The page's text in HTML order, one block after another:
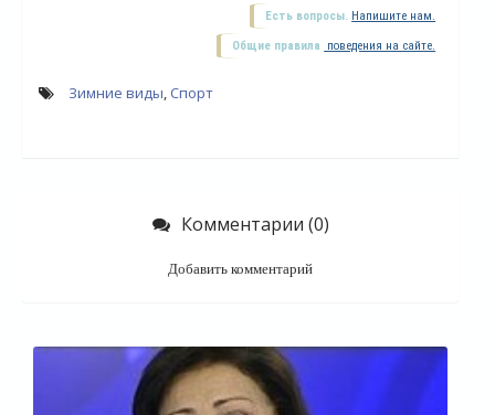
Есть вопросы. Напишите нам.
Общие правила поведения на сайте.
Зимние виды, Спорт
Комментарии (0)
Добавить комментарий